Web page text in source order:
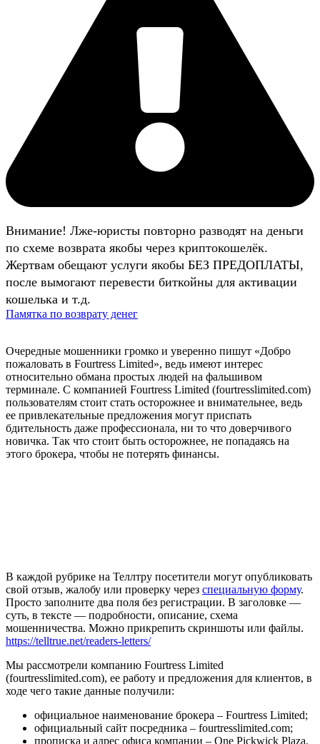
Внимание! Лже-юристы повторно разводят на деньги
по схеме возврата якобы через криптокошелёк.
Жертвам обещают услуги якобы БЕЗ ПРЕДОПЛАТЫ,
после вымогают перевести биткойны для активации
кошелька и т.д.
Памятка по возврату денег
Очередные мошенники громко и уверенно пишут «Добро
пожаловать в Fourtress Limited», ведь имеют интерес
относительно обмана простых людей на фальшивом
терминале. С компанией Fourtress Limited (fourtresslimited.com)
пользователям стоит стать осторожнее и внимательнее, ведь
ее привлекательные предложения могут приспать
бдительность даже профессионала, ни то что доверчивого
новичка. Так что стоит быть осторожнее, не попадаясь на
этого брокера, чтобы не потерять финансы.
В каждой рубрике на Теллтру посетители могут опубликовать
свой отзыв, жалобу или проверку через специальную форму.
Просто заполните два поля без регистрации. В заголовке —
суть, в тексте — подробности, описание, схема
мошенничества. Можно прикрепить скриншоты или файлы.
https://telltrue.net/readers-letters/
Мы рассмотрели компанию Fourtress Limited
(fourtresslimited.com), ее работу и предложения для клиентов, в
ходе чего такие данные получили:
официальное наименование брокера – Fourtress Limited;
официальный сайт посредника – fourtresslimited.com;
прописка и адрес офиса компании – One Pickwick Plaza,